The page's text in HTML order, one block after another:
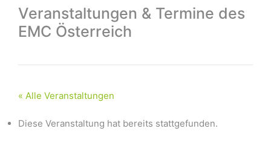
Veranstaltungen & Termine des
EMC Österreich
« Alle Veranstaltungen
Diese Veranstaltung hat bereits stattgefunden.